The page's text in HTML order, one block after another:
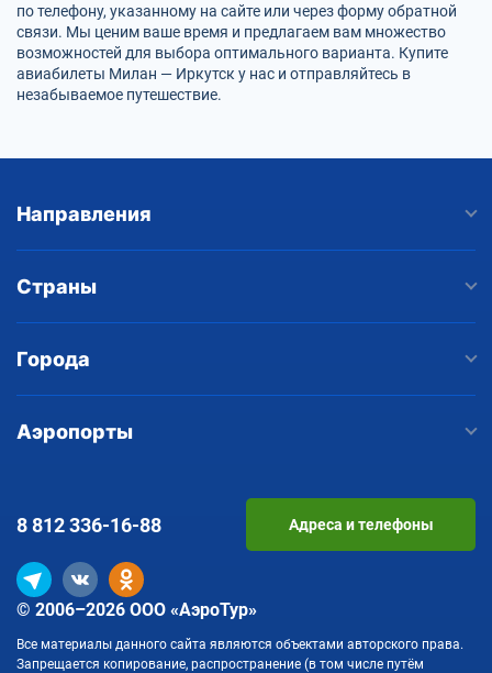
по телефону, указанному на сайте или через форму обратной
связи. Мы ценим ваше время и предлагаем вам множество
возможностей для выбора оптимального варианта. Купите
авиабилеты Милан — Иркутск у нас и отправляйтесь в
незабываемое путешествие.
Направления
Страны
Города
Аэропорты
© 2006–2026 ООО «АэроТур»
Все материалы данного сайта являются объектами авторского права.
Запрещается копирование, распространение (в том числе путём
8 812336-16-88 Адреса и телефоны